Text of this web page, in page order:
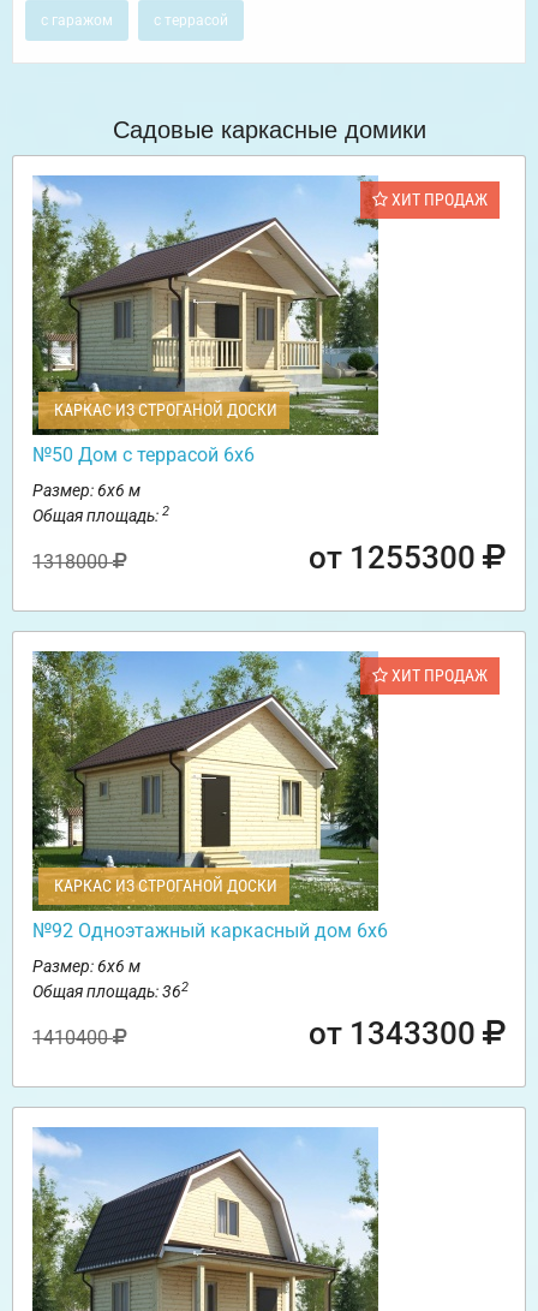
с гаражом с террасой
Садовые каркасные домики
ХИТ ПРОДАЖ
КАРКАС ИЗ СТРОГАНОЙ ДОСКИ
№50 Дом с террасой 6х6
Размер: 6х6 м
Общая площадь: 2
1318000 от 1255300
ХИТ ПРОДАЖ
КАРКАС ИЗ СТРОГАНОЙ ДОСКИ
№92 Одноэтажный каркасный дом 6х6
Размер: 6х6 м
Общая площадь: 362
1410400 от 1343300